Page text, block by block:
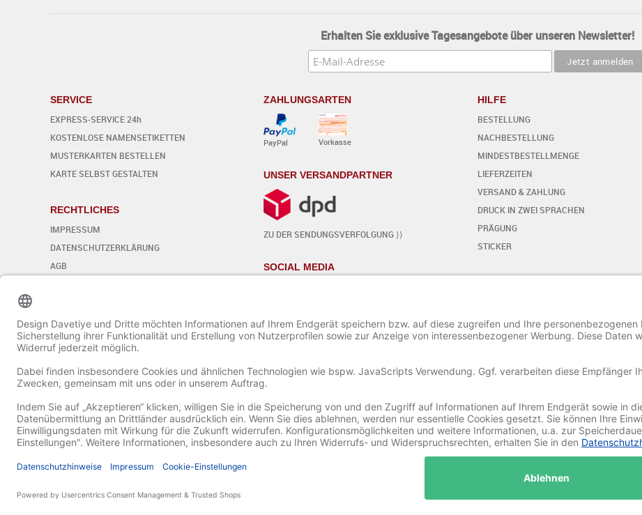
Erhalten Sie exklusive Tagesangebote über unseren Newsletter!
SERVICE
EXPRESS-SERVICE 24h
KOSTENLOSE NAMENSETIKETTEN
MUSTERKARTEN BESTELLEN
KARTE SELBST GESTALTEN
RECHTLICHES
IMPRESSUM
DATENSCHUTZERKLÄRUNG
AGB
ZAHLUNGSARTEN
PayPal Vorkasse
UNSER VERSANDPARTNER
ZU DER SENDUNGSVERFOLGUNG ⟩⟩
SOCIAL MEDIA
HILFE
BESTELLUNG
NACHBESTELLUNG
MINDESTBESTELLMENGE
LIEFERZEITEN
VERSAND & ZAHLUNG
DRUCK IN ZWEI SPRACHEN
PRÄGUNG
STICKER
TEXT HINZUFÜGEN / BEARBEITEN
ORNAMENTE HINZUFÜGEN
PROJEKT SPEICHERN UND LADEN
© 2020-2025 Ritali Werbung GmbH. All Rights Reserved.